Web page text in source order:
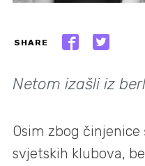
SHARE
Netom izašli iz
Osim zbog
svjetskih klubova,